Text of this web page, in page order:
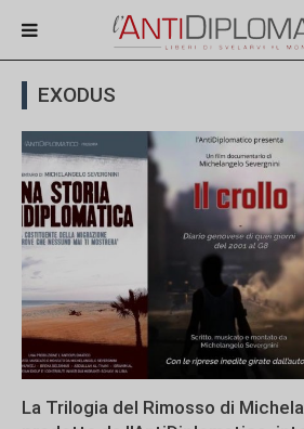
EXODUS
La Trilogia del Rimosso di